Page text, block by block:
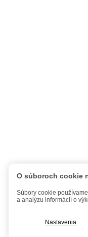
O súboroch cookie
Súbory cookie
a analýzu informácií o
Nastavenia